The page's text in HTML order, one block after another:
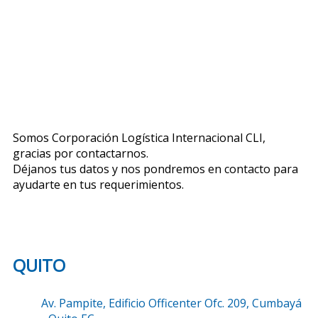
Somos Corporación Logística Internacional CLI,
gracias por contactarnos.
Déjanos tus datos y nos pondremos en contacto para
ayudarte en tus requerimientos.
QUITO
Av. Pampite, Edificio Officenter Ofc. 209, Cumbayá